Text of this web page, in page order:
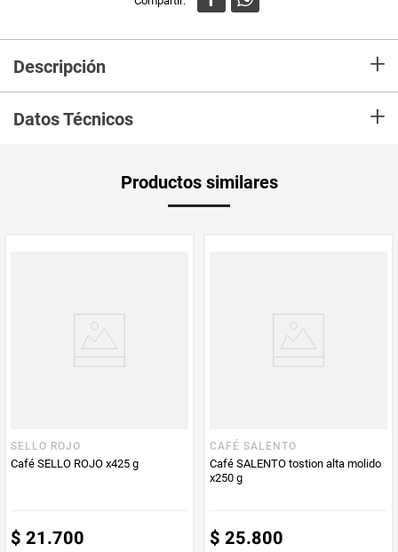
Descripción +
Datos Técnicos +
Producto (kg)
Productos similares
SELLO ROJO
Café SELLO ROJO x425 g
$ 21.700
CAFÉ SALENTO
Café SALENTO tostion alta molido
x250 g
$ 25.800